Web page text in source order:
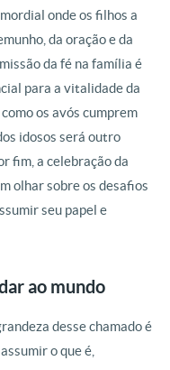
onde os filhos a
da oração e da
da fé na família é
para a vitalidade da
os avós cumprem
idosos será outro
fim, a celebração da
olhar sobre os desafios
seu papel e
ao mundo
desse chamado é
o que é,